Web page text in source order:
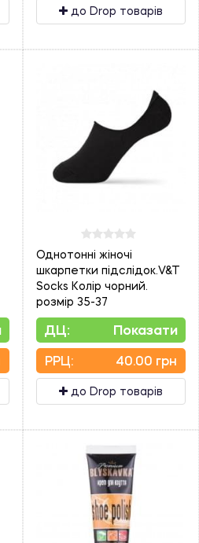
до Drop товарів
Однотонні жіночі
шкарпетки підслідок.V&T
Socks Колір чорний.
розмір 35-37
ДЦ: Показати
PPЦ: 40.00 грн
до Drop товарів